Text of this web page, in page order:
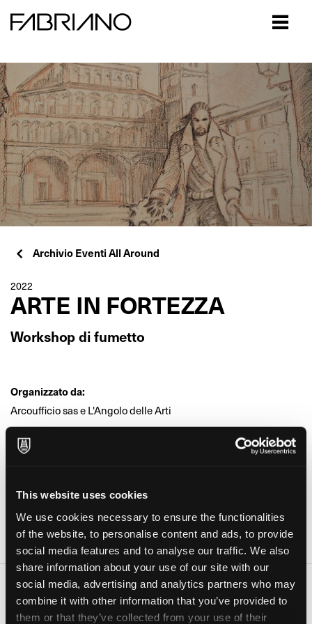
This website uses cookies
We use cookies necessary to ensure the functionalities
of the website, to personalise content and ads, to provide
social media features and to analyse our traffic. We also
share information about your use of our site with our
social media, advertising and analytics partners who may
combine it with other information that you’ve provided to
them or that they’ve collected from your use of their
Archivio Eventi All Around
2022
ARTE IN FORTEZZA
Workshop di fumetto
Organizzato da:
Arcoufficio sas e L'Angolo delle Arti
In collaborazione con:
Rossana Beretta
Ragazzi
Dove:
Fortezza del Priamar (Savona)
Date e orari
Giorno Orario